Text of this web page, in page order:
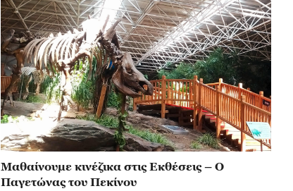
Μαθαίνουμε κινέζικα στις Εκθέσεις – O
Παγετώνας του Πεκίνου